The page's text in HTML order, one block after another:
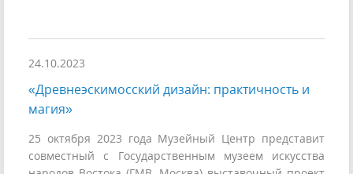
24.10.2023
«Древнеэскимосский дизайн: практичность и
магия»
25 октября 2023 года Музейный Центр представит
совместный с Государственным музеем искусства